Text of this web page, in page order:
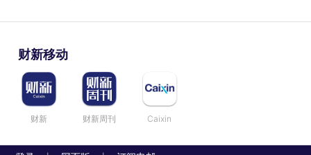
财新移动
财新 财新周刊 Caixin